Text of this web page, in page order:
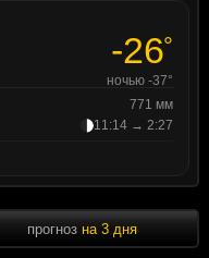
-26°
ночью -37°
771 мм
11:14 → 2:27
прогноз на 3 дня